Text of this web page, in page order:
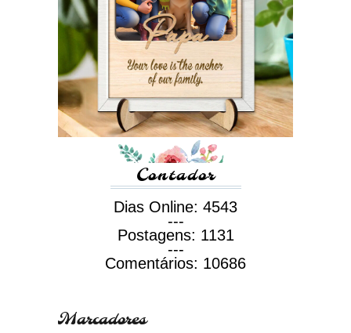
Contador
Dias Online: 4543
---
Postagens: 1131
---
Comentários: 10686
Marcadores